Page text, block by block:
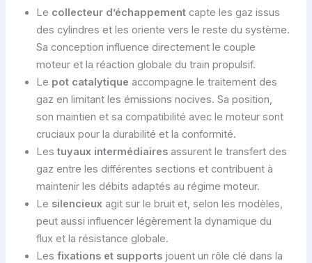
Le collecteur d’échappementcapte les gaz issus
des cylindres et les oriente vers le reste du système.
Sa conception influence directement le couple
moteur et la réaction globale du train propulsif.
Le pot catalytique accompagne le traitement des
gaz en limitant les émissions nocives. Sa position,
son maintien et sa compatibilité avec le moteur sont
cruciaux pour la durabilité et la conformité.
Les tuyaux intermédiairesassurent le transfert des
gaz entre les différentes sections et contribuent à
maintenir les débits adaptés au régime moteur.
Le silencieuxagit sur le bruit et, selon les modèles,
peut aussi influencer légèrement la dynamique du
flux et la résistance globale.
Les fixations et supportsjouent un rôle clé dans la